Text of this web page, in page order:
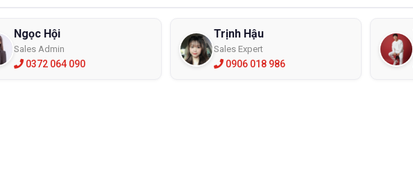
Ngọc Hội
Sales Admin
0372 064 090
Trịnh Hậu
Sales Expert
0906 018 986